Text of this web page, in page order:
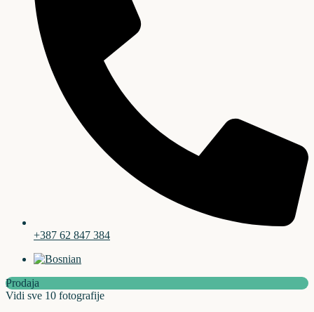
+387 62 847 384
Prodaja
Vidi sve 10 fotografije